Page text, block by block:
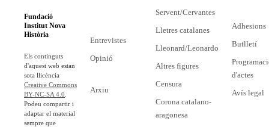
Fundació
Institut Nova
Història
Els continguts
d'aquest web estan
sota llicència
Creative Commons
BY-NC-SA 4.0
Podeu compartir i
adaptar el material
sempre que
Entrevistes
Opinió
Arxiu
Servent/Cervantes
Lletres catalanes
Lleonard/Leonardo
Altres figures
Censura
Corona catalano-
aragonesa
Adhesions
Butlletí
d'actes
Avís legal